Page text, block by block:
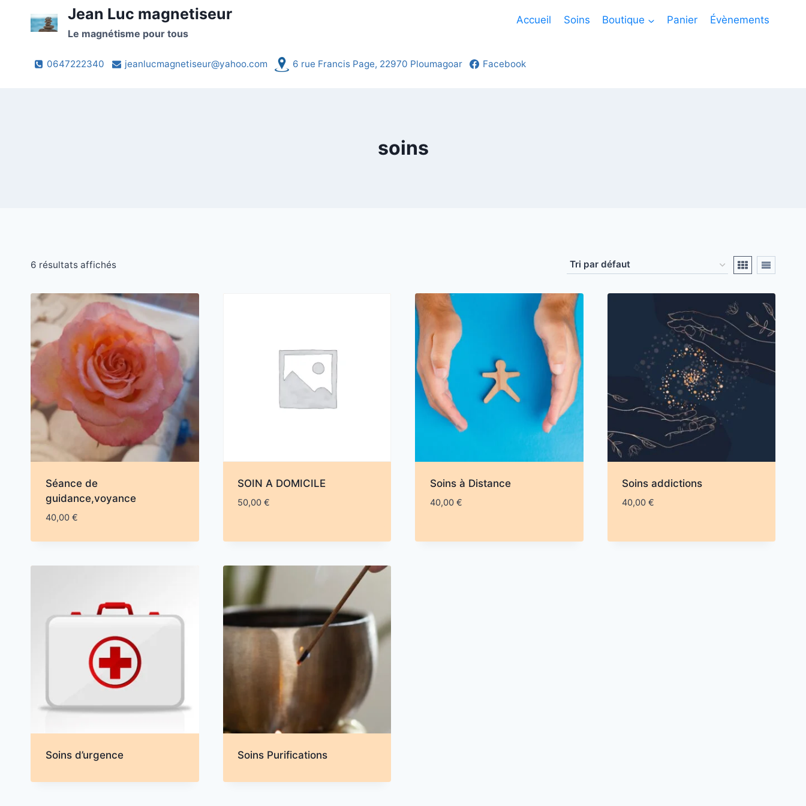
Jean Luc magnetiseur
Le magnétisme pour tous
Accueil Soins Boutique Panier Évènements
0647222340 jeanlucmagnetiseur@yahoo.com 6 rue Francis Page, 22970 Ploumagoar Facebook
soins
6 résultats affichés
Séance de
guidance,voyance
40,00 €
SOIN A DOMICILE
50,00 €
Soins à Distance
40,00 €
Soins addictions
40,00 €
Soins d’urgence Soins Purifications